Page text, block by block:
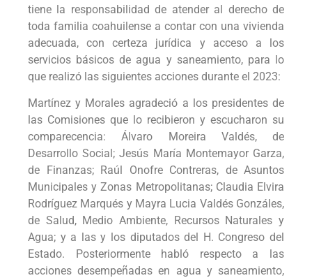
tiene la responsabilidad de atender al derecho de
toda familia coahuilense a contar con una vivienda
adecuada, con certeza jurídica y acceso a los
servicios básicos de agua y saneamiento, para lo
que realizó las siguientes acciones durante el 2023:
Martínez y Morales agradeció a los presidentes de
las Comisiones que lo recibieron y escucharon su
comparecencia: Álvaro Moreira Valdés, de
Desarrollo Social; Jesús María Montemayor Garza,
de Finanzas; Raúl Onofre Contreras, de Asuntos
Municipales y Zonas Metropolitanas; Claudia Elvira
Rodríguez Marqués y Mayra Lucia Valdés Gonzáles,
de Salud, Medio Ambiente, Recursos Naturales y
Agua; y a las y los diputados del H. Congreso del
Estado. Posteriormente habló respecto a las
acciones desempeñadas en agua y saneamiento,